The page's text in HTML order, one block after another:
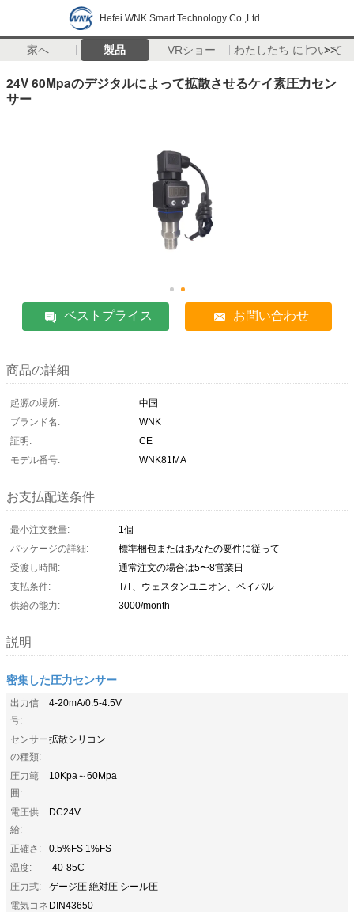
Hefei WNK Smart Technology Co.,Ltd
家へ 製品 VRショー わたしたち に つい て
>>
24V 60Mpaのデジタルによって拡散させるケイ素圧力セン
サー
ベストプライス お問い合わせ
商品の詳細
起源の場所:
中国
ブランド名:
WNK
証明:
CE
モデル番号:
WNK81MA
お支払配送条件
最小注文数量:
1個
パッケージの詳細:
標準梱包またはあなたの要件に従って
受渡し時間:
通常注文の場合は5〜8営業日
支払条件:
T/T、ウェスタンユニオン、ペイパル
供給の能力:
3000/month
説明
密集した圧力センサー
出力信
号:
4-20mA/0.5-4.5V
センサー
の種類:
拡散シリコン
圧力範
囲:
10Kpa～60Mpa
電圧供
給:
DC24V
正確さ:
0.5%FS 1%FS
温度:
-40-85C
圧力式:
ゲージ圧 絶対圧 シール圧
電気コネ DIN43650